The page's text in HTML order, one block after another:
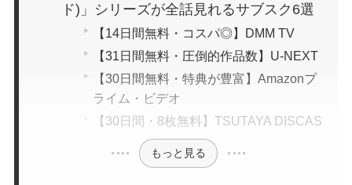
ド)」シリーズが全話見れるサブスク6選
【14日間無料・コスパ◎】DMM TV
【31日間無料・圧倒的作品数】U-NEXT
【30日間無料・特典が豊富】Amazonプ
ライム・ビデオ
【30日間・8枚無料】TSUTAYA DISCAS
もっと見る